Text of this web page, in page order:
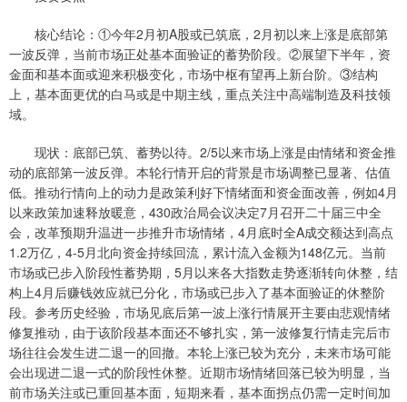
核心结论：①今年2月初A股或已筑底，2月初以来上涨是底部第
一波反弹，当前市场正处基本面验证的蓄势阶段。②展望下半年，资
金面和基本面或迎来积极变化，市场中枢有望再上新台阶。③结构
上，基本面更优的白马或是中期主线，重点关注中高端制造及科技领
域。
现状：底部已筑、蓄势以待。2/5以来市场上涨是由情绪和资金推
动的底部第一波反弹。本轮行情开启的背景是市场调整已显著、估值
低。推动行情向上的动力是政策利好下情绪面和资金面改善，例如4月
以来政策加速释放暖意，430政治局会议决定7月召开二十届三中全
会，改革预期升温进一步推升市场情绪，4月底时全A成交额达到高点
1.2万亿，4-5月北向资金持续回流，累计流入金额为148亿元。当前
市场或已步入阶段性蓄势期，5月以来各大指数走势逐渐转向休整，结
构上4月后赚钱效应就已分化，市场或已步入了基本面验证的休整阶
段。参考历史经验，市场见底后第一波上涨行情展开主要由悲观情绪
修复推动，由于该阶段基本面还不够扎实，第一波修复行情走完后市
场往往会发生进二退一的回撤。本轮上涨已较为充分，未来市场可能
会出现进二退一式的阶段性休整。近期市场情绪回落已较为明显，当
前市场关注或已重回基本面，短期来看，基本面拐点仍需一定时间加